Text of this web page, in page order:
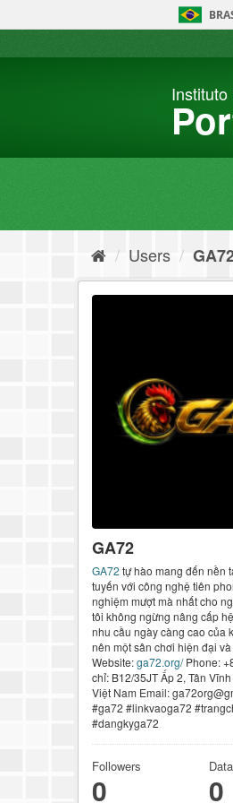
Users
GA72
GA72 tự hào mang đến nền
tuyến với công nghệ tiên
nghiệm mượt mà nhất cho
tôi không ngừng nâng cấp
nhu cầu ngày càng cao của
nên một sân chơi hiện đại
Website:ga72.org/Phone:
chỉ: B12/35JT Ấp 2, Tân
Việt Nam Email:
#ga72 #linkvaoga72
#dangkyga72
Followers
0 0